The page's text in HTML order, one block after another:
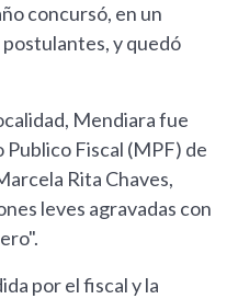
concursó, en un
y quedó
Mendiara fue
Fiscal (MPF) de
Rita Chaves,
leves agravadas con
por el fiscal y la